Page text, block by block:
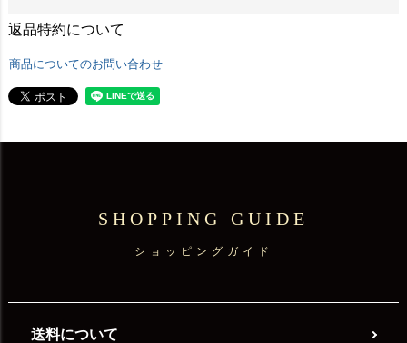
返品特約について
商品についてのお問い合わせ
SHOPPING GUIDE
ショッピングガイド
送料について